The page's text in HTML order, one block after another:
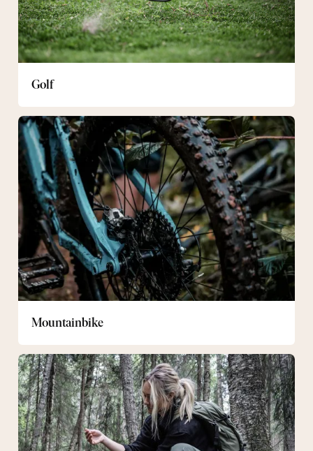
Golf
Mountainbike
Mountainbike
Hiking